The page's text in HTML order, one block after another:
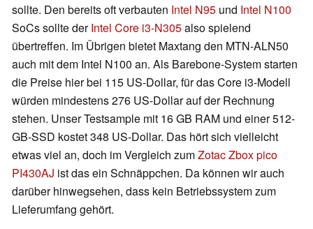
sollte. Den bereits oft verbauten Intel N95 und Intel N100
SoCs sollte derIntel Core i3-N305also spielend
übertreffen. Im Übrigen bietet Maxtang den MTN-ALN50
auch mit dem Intel N100 an. Als Barebone-System starten
die Preise hier bei 115 US-Dollar, für das Core i3-Modell
würden mindestens 276 US-Dollar auf der Rechnung
stehen. Unser Testsample mit 16 GB RAM und einer 512-
GB-SSD kostet 348 US-Dollar. Das hört sich vielleicht
etwas viel an, doch im Vergleich zumZotac Zbox pico
PI430AJ ist das ein Schnäppchen. Da können wir auch
darüber hinwegsehen, dass kein Betriebssystem zum
Lieferumfang gehört.